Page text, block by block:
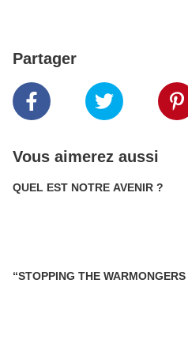
Partager
Vous aimerez aussi
QUEL EST NOTRE AVENIR ?
“STOPPING THE